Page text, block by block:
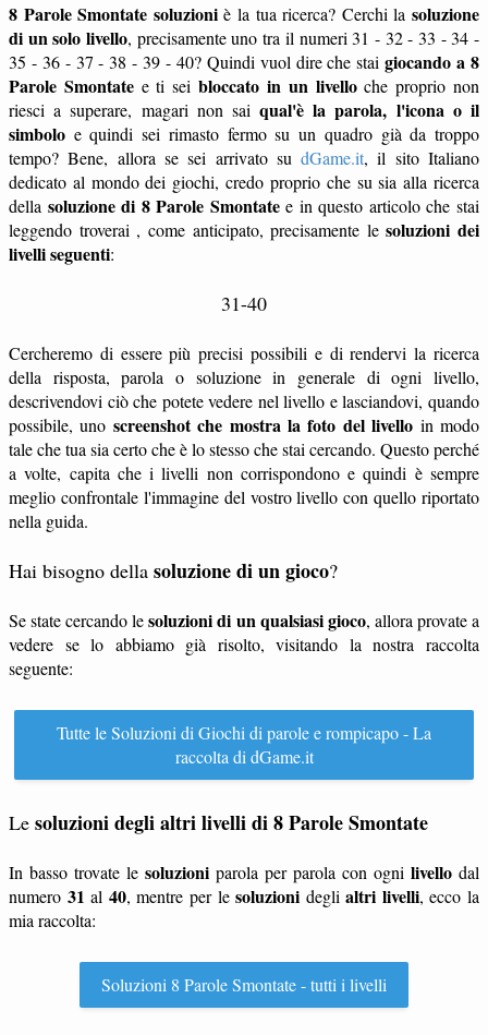
8 Parole Smontate soluzioniè la tua ricerca? Cerchi lasoluzione
di un solo livello, precisamente uno tra il numeri 31 - 32 - 33 - 34 -
35 - 36 - 37 - 38 - 39 - 40? Quindi vuol dire che staigiocando a 8
Parole Smontatee ti seibloccato in un livelloche proprio non
riesci a superare, magari non saiqual'è la parola, l'icona o il
simbolo e quindi sei rimasto fermo su un quadro già da troppo
tempo? Bene, allora se sei arrivato sudGame.it, il sito Italiano
dedicato al mondo dei giochi, credo proprio che su sia alla ricerca
della soluzione di 8 Parole Smontatee in questo articolo che stai
leggendo troverai , come anticipato, precisamente lesoluzioni dei
livelli seguenti:
31-40
Cercheremo di essere più precisi possibili e di rendervi la ricerca
della risposta, parola o soluzione in generale di ogni livello,
descrivendovi ciò che potete vedere nel livello e lasciandovi, quando
possibile, uno screenshot che mostra la foto del livello in modo
tale che tua sia certo che è lo stesso che stai cercando. Questo perché
a volte, capita che i livelli non corrispondono e quindi è sempre
meglio confrontale l'immagine del vostro livello con quello riportato
nella guida.
Hai bisogno della soluzione di un gioco?
Se state cercando lesoluzioni di un qualsiasi gioco, allora provate a
vedere se lo abbiamo già risolto, visitando la nostra raccolta
seguente:
Tutte le Soluzioni di Giochi di parole e rompicapo - La
raccolta di dGame.it
Le soluzioni degli altri livelli di 8 Parole Smontate
In basso trovate le soluzioni parola per parola con ogni livello dal
numero 31 al 40, mentre per lesoluzioni deglialtri livelli, ecco la
mia raccolta:
Soluzioni 8 Parole Smontate - tutti i livelli